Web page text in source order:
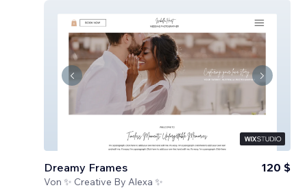
Dreamy Frames
Von ✨ Creative By Alexa ✨
120 $